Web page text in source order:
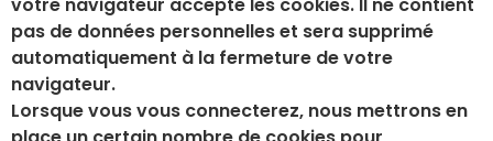
pas de données personnelles et sera supprimé
automatiquement à la fermeture de votre
navigateur.
Lorsque vous vous connecterez, nous mettrons en